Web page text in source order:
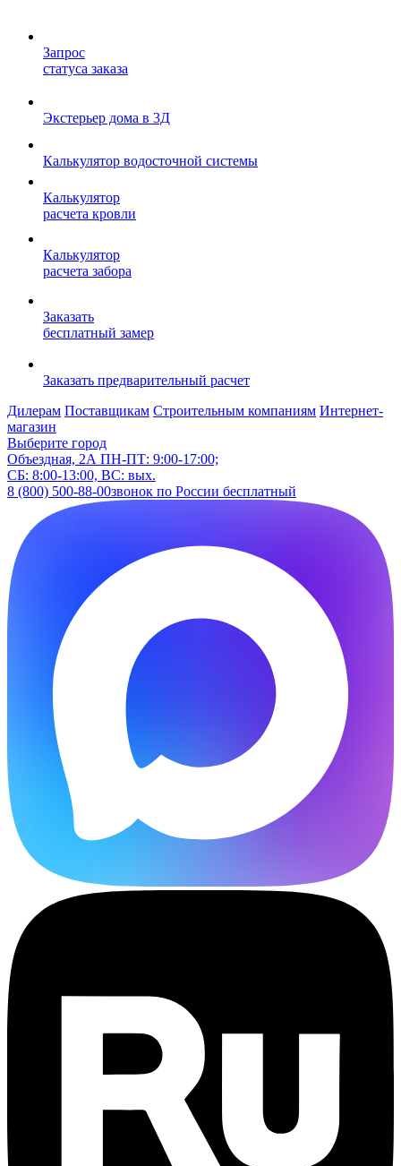
Запрос
статуса заказа
Экстерьер дома в 3Д
Калькулятор водосточной системы
Калькулятор
расчета кровли
Калькулятор
расчета забора
Заказать
бесплатный замер
Заказать предварительный расчет
Дилерам Поставщикам Строительным компаниям Интернет-
магазин
Выберите город
Объездная, 2А ПН-ПТ: 9:00-17:00;
СБ: 8:00-13:00, ВС: вых.
8 (800) 500-88-00звонок по России бесплатный